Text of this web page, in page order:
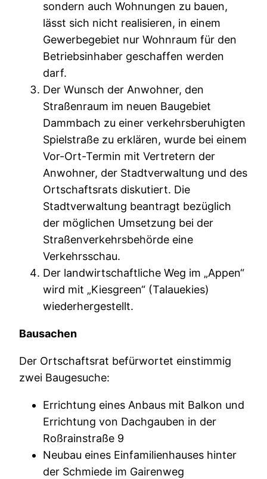
sondern auch Wohnungen zu bauen,
lässt sich nicht realisieren, in einem
Gewerbegebiet nur Wohnraum für den
Betriebsinhaber geschaffen werden
darf.
Der Wunsch der Anwohner, den
Straßenraum im neuen Baugebiet
Dammbach zu einer verkehrsberuhigten
Spielstraße zu erklären, wurde bei einem
Vor-Ort-Termin mit Vertretern der
Anwohner, der Stadtverwaltung und des
Ortschaftsrats diskutiert. Die
Stadtverwaltung beantragt bezüglich
der möglichen Umsetzung bei der
Straßenverkehrsbehörde eine
Verkehrsschau.
Der landwirtschaftliche Weg im „Appen“
wird mit „Kiesgreen“ (Talauekies)
wiederhergestellt.
Bausachen
Der Ortschaftsrat befürwortet einstimmig
zwei Baugesuche:
Errichtung eines Anbaus mit Balkon und
Errichtung von Dachgauben in der
Roßrainstraße 9
Neubau eines Einfamilienhauses hinter
der Schmiede im Gairenweg